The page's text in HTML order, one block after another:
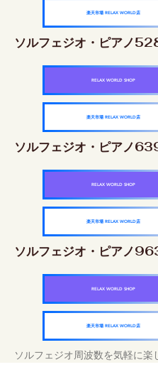
楽天市場 RELAX WORLD店
ソルフェジオ・ピアノ
RELAX WORLD SHOP
楽天市場 RELAX WORLD店
ソルフェジオ・ピアノ
RELAX WORLD SHOP
楽天市場 RELAX WORLD店
ソルフェジオ・ピアノ
RELAX WORLD SHOP
楽天市場 RELAX WORLD店
ソルフェジオ周波数を気軽に楽